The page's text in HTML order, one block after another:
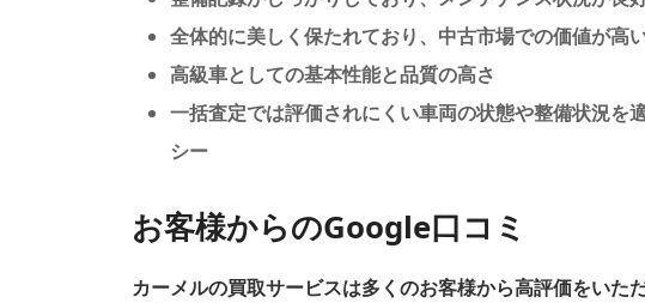
全体的に美しく保たれており、中古市場での価値が高
高級車としての基本性能と品質の高さ
一括査定では評価されにくい車両の状態や整備状況を
シー
お客様からのGoogle口コミ
カーメルの買取サービスは多くのお客様から高評価をいた